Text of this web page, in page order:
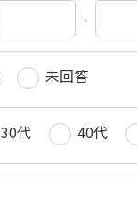
-
未回答
30代 40代